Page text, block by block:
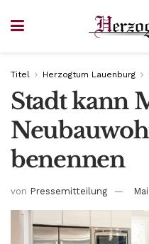
Titel Herzogtum Lauenburg
Stadt kann
benennen
von Pressemitteilung